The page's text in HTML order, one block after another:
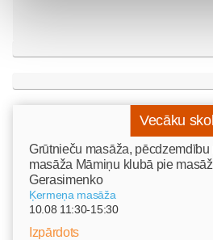
Vecāku
Grūtnieču masāža,
masāža Māmiņu klubā pie
Gerasimenko
Ķermeņa masāža
10.08 11:30-15:30
Izpārdots